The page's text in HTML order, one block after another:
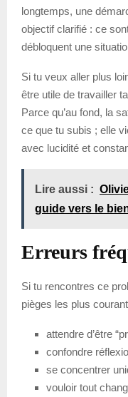
longtemps, une
objectif clarifié : ce
débloquent une
Si tu veux aller plus
être utile de travailler ta
Parce qu’au fond, la
ce que tu subis ; elle
avec lucidité et
Lire aussi :
guide vers le
Erreurs
Si tu rencontres ce
pièges les plus
attendre d’être
confondre
se concentrer
vouloir tout